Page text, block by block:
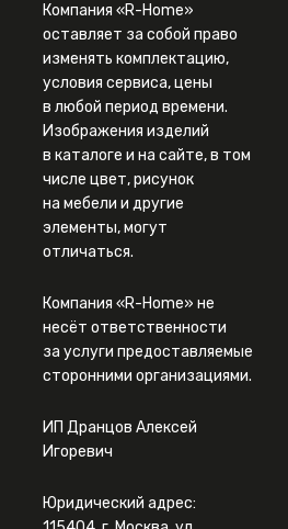
Компания «R-Home»
оставляет за собой право
изменять комплектацию,
условия сервиса, цены
в любой период времени.
Изображения изделий
в каталоге и на сайте, в том
числе цвет, рисунок
на мебели и другие
элементы, могут
отличаться.
Компания «R-Home» не
несёт ответственности
за услуги предоставляемые
сторонними организациями.
ИП Дранцов Алексей
Игоревич
Юридический адрес: